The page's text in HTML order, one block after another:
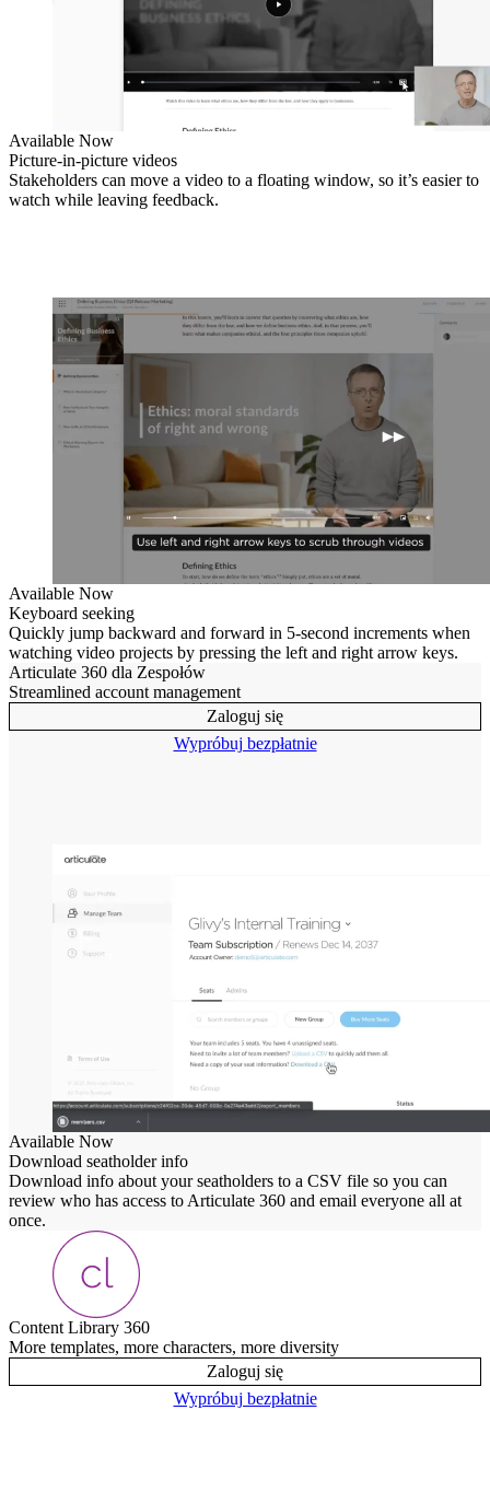
Available Now
Picture-in-picture videos
Stakeholders can move a video to a floating window, so it’s easier to
watch while leaving feedback.
Available Now
Keyboard seeking
Quickly jump backward and forward in 5-second increments when
watching video projects by pressing the left and right arrow keys.
Articulate 360 dla Zespołów
Streamlined account management
Zaloguj się
Wypróbuj bezpłatnie
Available Now
Download seatholder info
Download info about your seatholders to a CSV file so you can
review who has access to Articulate 360 and email everyone all at
once.
Content Library 360
More templates, more characters, more diversity
Zaloguj się
Wypróbuj bezpłatnie